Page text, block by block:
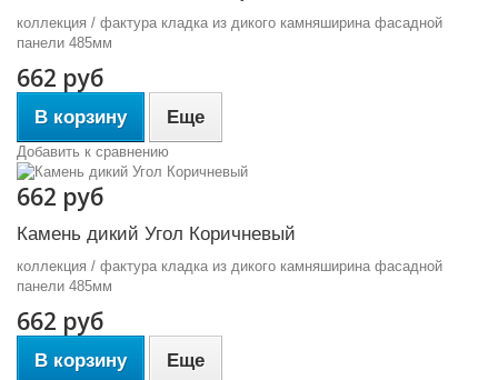
коллекция / фактура кладка из дикого камняширина фасадной
панели 485мм
662 руб
В корзину Еще
Добавить к сравнению
662 руб
Камень дикий Угол Коричневый
коллекция / фактура кладка из дикого камняширина фасадной
панели 485мм
662 руб
В корзину Еще